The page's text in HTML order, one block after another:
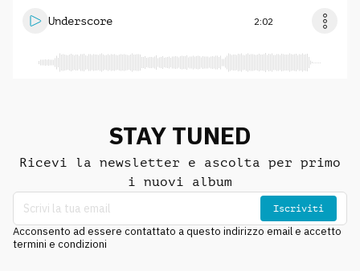
Underscore 2:02
STAY TUNED
Ricevi la newsletter e ascolta per primo
i nuovi album
Iscriviti
Acconsento ad essere contattato a questo indirizzo email e accetto
termini e condizioni